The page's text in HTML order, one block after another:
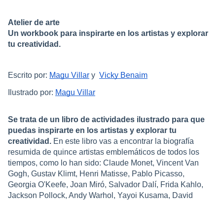
Atelier de arte
Un workbook para inspirarte en los artistas y explorar
tu creatividad.
Escrito por: Magu Villar y Vicky Benaim
Ilustrado por: Magu Villar
Se trata de un libro de actividades ilustrado para que
puedas inspirarte en los artistas y explorar tu
creatividad. En este libro vas a encontrar la biografía
resumida de quince artistas emblemáticos de todos los
tiempos, como lo han sido: Claude Monet, Vincent Van
Gogh, Gustav Klimt, Henri Matisse, Pablo Picasso,
Georgia O'Keefe, Joan Miró, Salvador Dalí, Frida Kahlo,
Jackson Pollock, Andy Warhol, Yayoi Kusama, David